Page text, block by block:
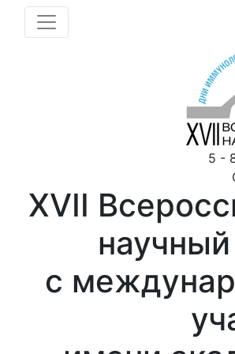
5 -
ХVII
с